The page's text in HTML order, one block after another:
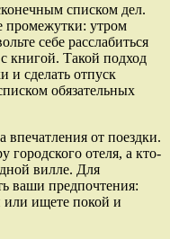
списком дел.
промежутки: утром
себе расслабиться
книгой. Такой подход
и сделать отпуск
обязательных
от поездки.
отеля, а кто-
вилле. Для
ваши предпочтения:
или ищете покой и